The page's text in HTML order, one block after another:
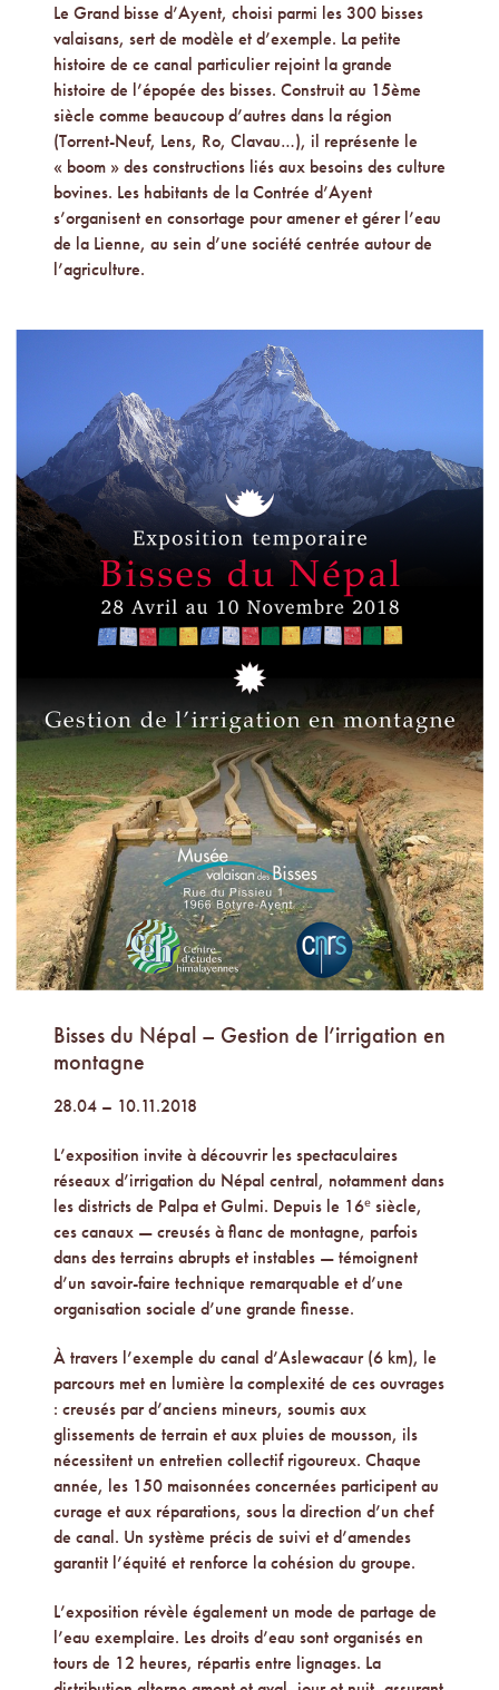
Le Grand bisse d’Ayent, choisi parmi les 300 bisses
valaisans, sert de modèle et d’exemple. La petite
histoire de ce canal particulier rejoint la grande
histoire de l’épopée des bisses. Construit au 15ème
siècle comme beaucoup d’autres dans la région
(Torrent-Neuf, Lens, Ro, Clavau…), il représente le
« boom » des constructions liés aux besoins des culture
bovines. Les habitants de la Contrée d’Ayent
s’organisent en consortage pour amener et gérer l’eau
de la Lienne, au sein d’une société centrée autour de
l’agriculture.
Bisses du Népal – Gestion de l’irrigation en
montagne
28.04 – 10.11.2018
L’exposition invite à découvrir les spectaculaires
réseaux d’irrigation du Népal central, notamment dans
les districts de Palpa et Gulmi. Depuis le 16ᵉ siècle,
ces canaux — creusés à flanc de montagne, parfois
dans des terrains abrupts et instables — témoignent
d’un savoir-faire technique remarquable et d’une
organisation sociale d’une grande finesse.
À travers l’exemple du canal d’Aslewacaur (6 km), le
parcours met en lumière la complexité de ces ouvrages
: creusés par d’anciens mineurs, soumis aux
glissements de terrain et aux pluies de mousson, ils
nécessitent un entretien collectif rigoureux. Chaque
année, les 150 maisonnées concernées participent au
curage et aux réparations, sous la direction d’un chef
de canal. Un système précis de suivi et d’amendes
garantit l’équité et renforce la cohésion du groupe.
L’exposition révèle également un mode de partage de
l’eau exemplaire. Les droits d’eau sont organisés en
tours de 12 heures, répartis entre lignages. La